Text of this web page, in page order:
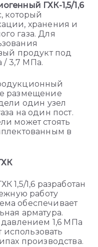
ГХК-1,5/1,6
который
хранения и
газа. Для
продукт под
/ 3,7 МПа.
размещение
один узел
на один пост.
может стоять
в
1,5/1,6 разработан
работу
обеспечивает
арматура.
давлением 1,6 МПа
производства.